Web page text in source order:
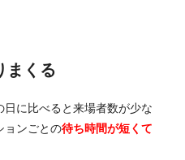
まくる
に比べると来場者数が少な
ョンごとの待ち時間が短くて